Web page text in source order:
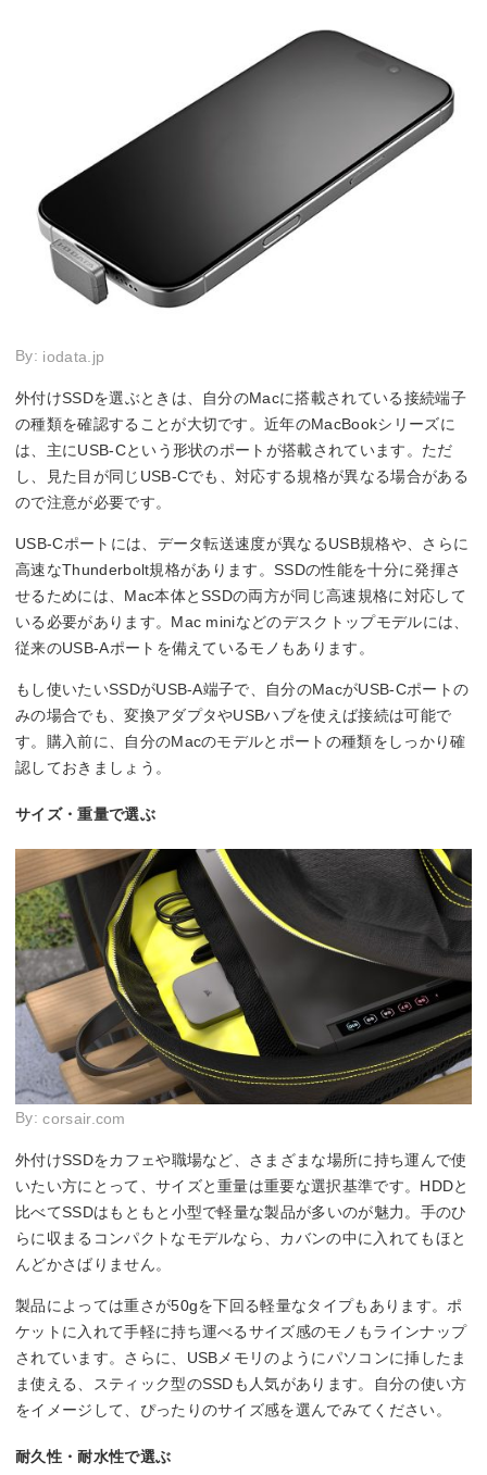
By: iodata.jp
外付けSSDを選ぶときは、自分のMacに搭載されている接続端子
の種類を確認することが大切です。近年のMacBookシリーズに
は、主にUSB-Cという形状のポートが搭載されています。ただ
し、見た目が同じUSB-Cでも、対応する規格が異なる場合がある
ので注意が必要です。
USB-Cポートには、データ転送速度が異なるUSB規格や、さらに
高速なThunderbolt規格があります。SSDの性能を十分に発揮さ
せるためには、Mac本体とSSDの両方が同じ高速規格に対応して
いる必要があります。Mac miniなどのデスクトップモデルには、
従来のUSB-Aポートを備えているモノもあります。
もし使いたいSSDがUSB-A端子で、自分のMacがUSB-Cポートの
みの場合でも、変換アダプタやUSBハブを使えば接続は可能で
す。購入前に、自分のMacのモデルとポートの種類をしっかり確
認しておきましょう。
サイズ・重量で選ぶ
By:corsair.com
外付けSSDをカフェや職場など、さまざまな場所に持ち運んで使
いたい方にとって、サイズと重量は重要な選択基準です。HDDと
比べてSSDはもともと小型で軽量な製品が多いのが魅力。手のひ
らに収まるコンパクトなモデルなら、カバンの中に入れてもほと
んどかさばりません。
製品によっては重さが50gを下回る軽量なタイプもあります。ポ
ケットに入れて手軽に持ち運べるサイズ感のモノもラインナップ
されています。さらに、USBメモリのようにパソコンに挿したま
ま使える、スティック型のSSDも人気があります。自分の使い方
をイメージして、ぴったりのサイズ感を選んでみてください。
耐久性・耐水性で選ぶ